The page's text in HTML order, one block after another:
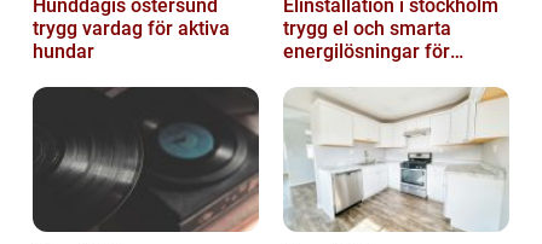
Hunddagis östersund
trygg vardag för aktiva
hundar
Elinstallation i stockholm
trygg el och smarta
energilösningar för